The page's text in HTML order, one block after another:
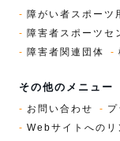
障がい者スポーツ
障害者スポーツセ
障害者関連団体
その他のメニュー
お問い合わせ
Webサイトへのリ